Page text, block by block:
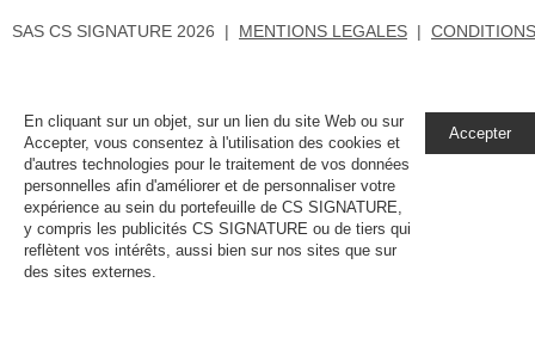
SAS CS SIGNATURE 2026 | MENTIONS LEGALES |
En cliquant sur un objet, sur un lien du site Web ou sur
Accepter, vous consentez à l'utilisation des cookies et
d'autres technologies pour le traitement de vos données
personnelles afin d'améliorer et de personnaliser votre
expérience au sein du portefeuille de CS SIGNATURE,
y compris les publicités CS SIGNATURE ou de tiers qui
reflètent vos intérêts, aussi bien sur nos sites que sur
des sites externes.
Accepter